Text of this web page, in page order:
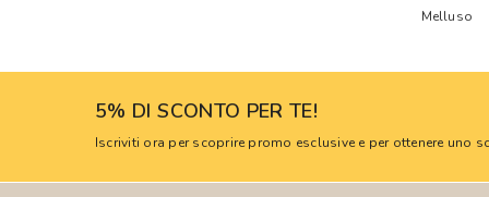
Melluso
5% DI SCONTO PER TE!
Iscriviti ora per scoprire promo esclusive e per ottenere uno